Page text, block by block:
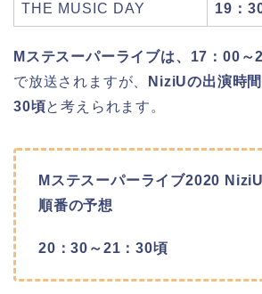
THE MUSIC DAY 19：
Mステスーパーライブは、 17：00～
で放送されますが、
NiziUの出演時
30頃と考えられます。
Mステスーパーライブ2020
順番の予想
20：30～21：30頃